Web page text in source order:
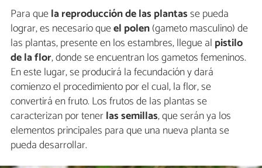
Para quela reproducción de las plantasse pueda
lograr, es necesario queel polen(gameto masculino) de
las plantas, presente en los estambres, llegue al pistilo
de la flor, donde se encuentran los gametos femeninos.
En este lugar, se producirá la fecundación y dará
comienzo el procedimiento por el cual, la flor, se
convertirá en fruto. Los frutos de las plantas se
caracterizan por tenerlas semillas, que serán ya los
elementos principales para que una nueva planta se
pueda desarrollar.